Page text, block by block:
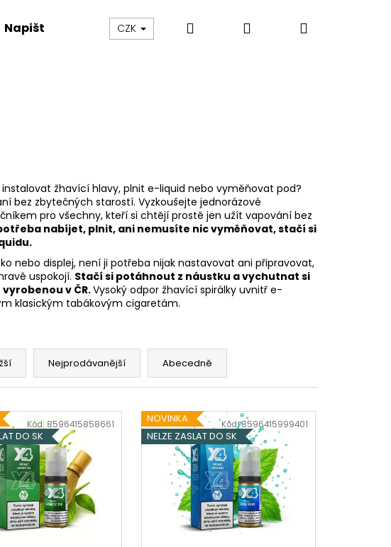
Napište nám Sledování zásilek Obchodní podmínky
CZK Hledat PřihlášeníNákupní
žhavící hlavy, plnit e-liquid nebo vyměňovat pod?
bez zbytečných starostí. Vyzkoušejte jednorázové
pro všechny, kteří si chtějí prostě jen užít vapování bez
nabíjet, plnit, ani nemusíte nic vyměňovat, stačí si
nebo displej, není ji potřeba nijak nastavovat ani připravovat,
uspokojí. Stačí si potáhnout z náustku a vychutnat si
v ČR.Vysoký odpor žhavící spirálky uvnitř e-
klasickým tabákovým cigaretám.
Nejprodávanější Abecedně
DO SK
Kód: 8596415858661
NOVINKA
NELZE ZASLAT DO SK
Kód:8596415999401
Následující
Kč
225 Kč